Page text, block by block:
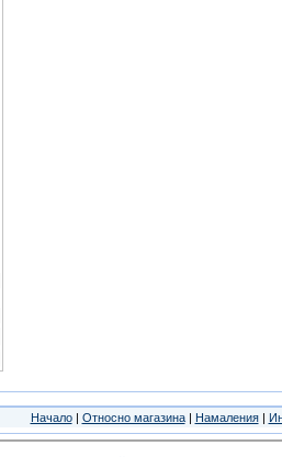
Начало| Относно магазина| Намаления|